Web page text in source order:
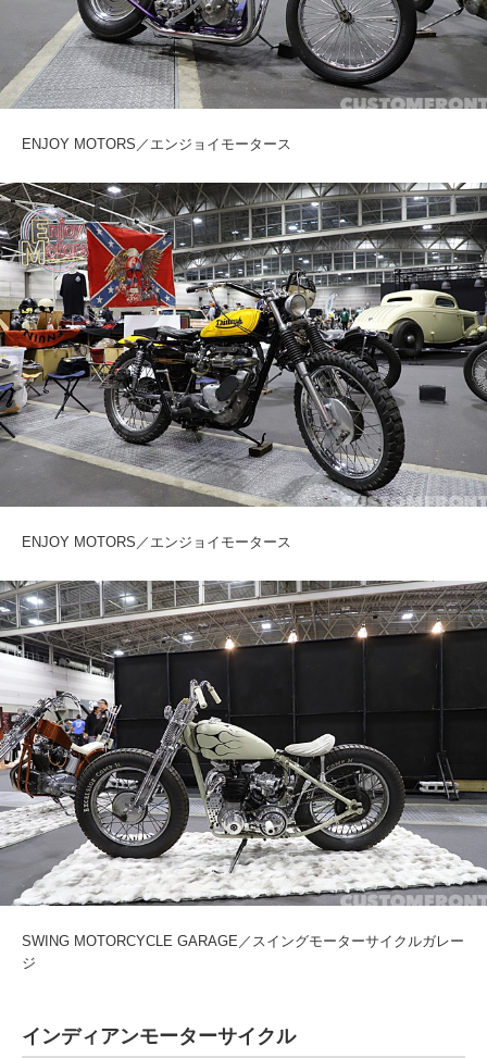
ENJOY MOTORS／エンジョイモータース
ENJOY MOTORS／エンジョイモータース
SWING MOTORCYCLE GARAGE／スイングモーターサイクルガレー
ジ
インディアンモーターサイクル